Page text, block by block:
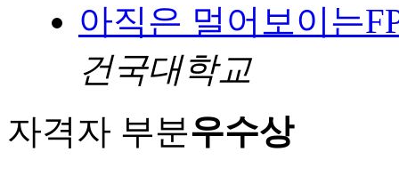
아직은 멀어보이는
건국대학교
자격자 부분우수상